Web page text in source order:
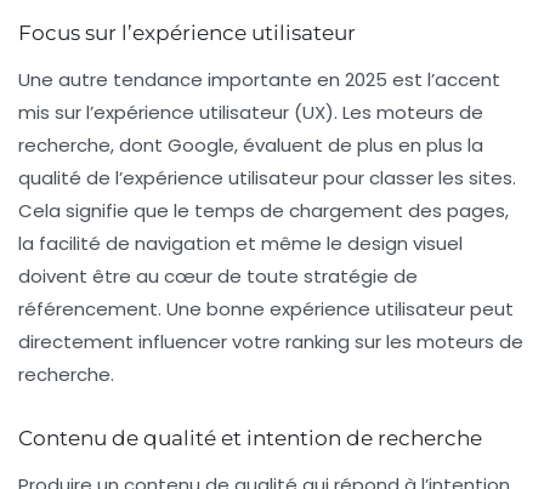
Focus sur l’expérience utilisateur
Une autre tendance importante en 2025 est l’accent
mis sur l’expérience utilisateur (UX). Les moteurs de
recherche, dont Google, évaluent de plus en plus la
qualité de l’expérience utilisateur pour classer les sites.
Cela signifie que le temps de chargement des pages,
la facilité de navigation et même le design visuel
doivent être au cœur de toute stratégie de
référencement. Une bonne expérience utilisateur peut
directement influencer votre ranking sur les moteurs de
recherche.
Contenu de qualité et intention de recherche